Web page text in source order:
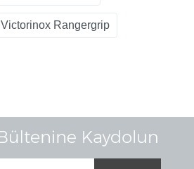
Victorinox Rangergrip